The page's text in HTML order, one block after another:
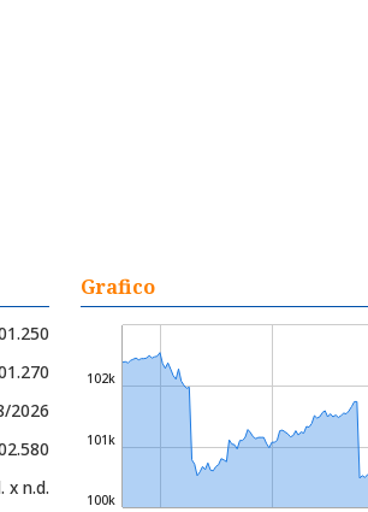
2026
x n.d.
Grafico
100k
101k
102k